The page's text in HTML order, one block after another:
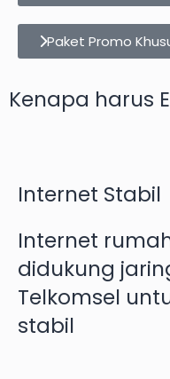
Paket Promo
Kenapa harus
Internet Stabil
Internet
didukung
Telkomsel
stabil